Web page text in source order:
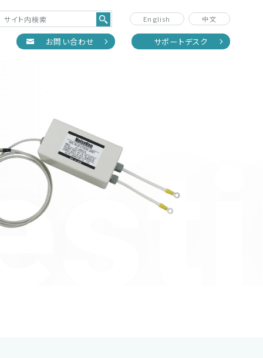
お問い合わせ サポートデスク
English 中文